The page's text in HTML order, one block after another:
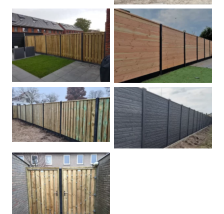
Betonpalen schutting Douglas
Hout beton schuttingen Rots motief antraciet
Tuindeur grenen